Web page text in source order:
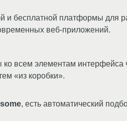
и бесплатной платформы для
веб-приложений.
всем элементам интерфейса
«из коробки».
, есть автоматический